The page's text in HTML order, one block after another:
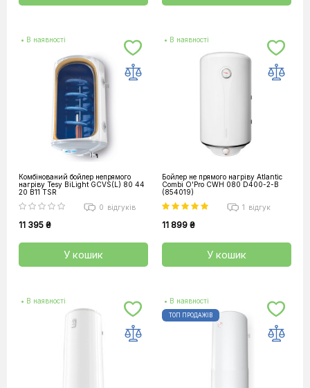
• В наявності
Комбінований бойлер непрямого
нагріву Tesy BiLight GCVS(L) 80 44
20 B11 TSR
0 відгуків
11 395 ₴
У кошик
• В наявності
Бойлер не прямого нагріву Atlantic
Combi O'Pro CWH 080 D400-2-B
(854019)
1 відгук
11 899 ₴
У кошик
• В наявності • В наявності
ТОП ПРОДАЖІВ